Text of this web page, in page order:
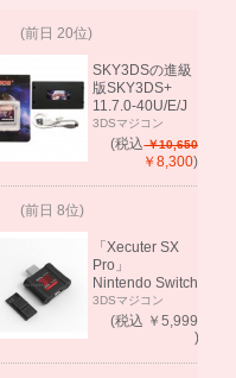
rank
(前日 20位)
SKY3DSの進級
版SKY3DS+
11.7.0-40U/E/J
で起動可能
(MHX、FEifサポ
3DSマジコン
(税込￥10,650
￥8,300)
rank
(前日 8位)
「Xecuter SX
Pro」
Nintendo Switch
バックアップゲ
ーム起動可能
3DSマジコン
(税込 ￥5,999
)